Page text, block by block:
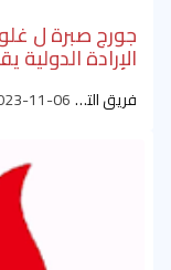
جورج صبرة ل
الإرادة
فريق التحرير11-06